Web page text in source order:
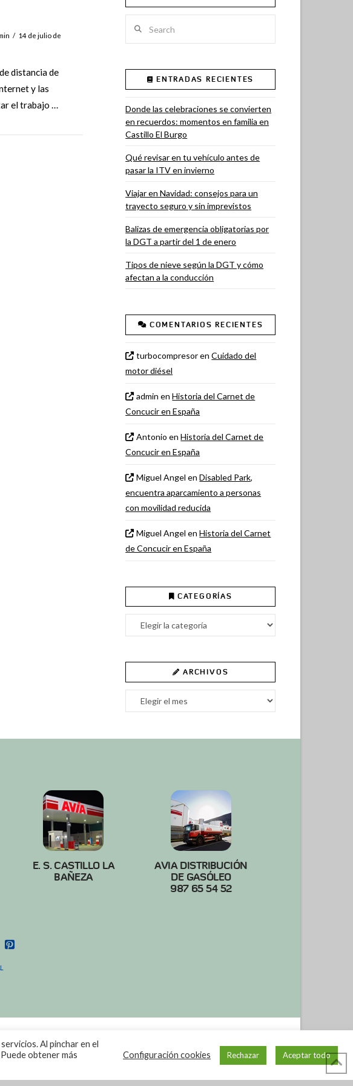
14 de julio de
distancia de
y las
el trabajo …
ENTRADAS RECIENTES
Donde las celebraciones se convierten
en recuerdos: momentos en familia en
Castillo El Burgo
Qué revisar en tu vehículo antes de
pasar la ITV en invierno
Viajar en Navidad: consejos para un
trayecto seguro y sin imprevistos
Balizas de emergencia obligatorias por
la DGT a partir del 1 de enero
Tipos de nieve según la DGT y cómo
afectan a la conducción
COMENTARIOS RECIENTES
turbocompresorenCuidado del
motor diésel
admin enHistoria del Carnet de
Concucir en España
Antonio enHistoria del Carnet de
Concucir en España
Miguel Angel enDisabled Park,
encuentra aparcamiento a personas
con movilidad reducida
Miguel Angel enHistoria del Carnet
de Concucir en España
CATEGORÍAS
Categorías
ARCHIVOS
Archivos
E. S. CASTILLO LA
BAÑEZA
AVIA DISTRIBUCIÓN
DE GASÓLEO
987 65 54 52
Al pinchar en el
obtener más
Configuración cookies Rechazar Aceptar todo